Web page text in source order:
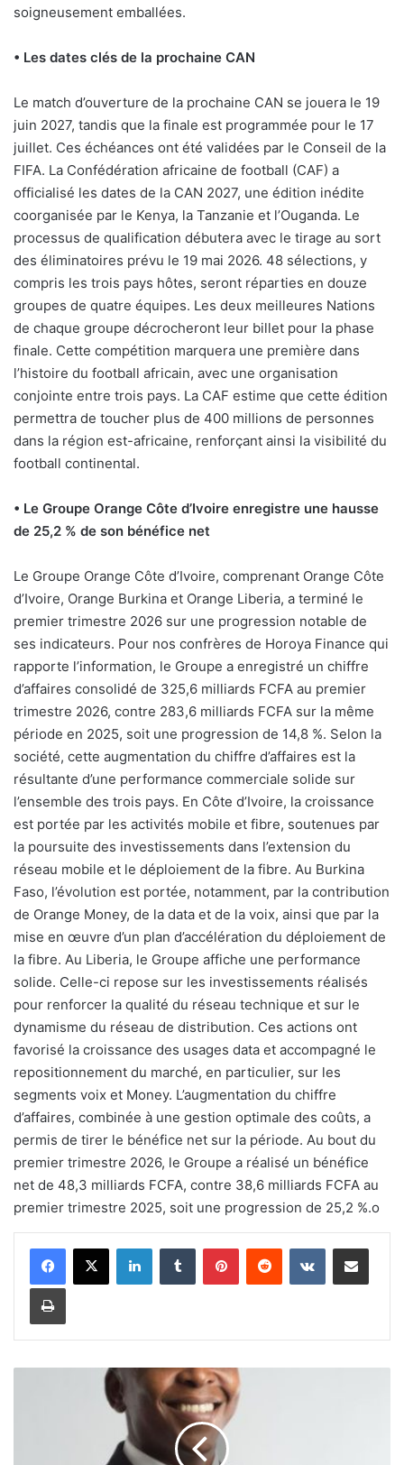
soigneusement emballées.
• Les dates clés de la prochaine CAN
Le match d’ouverture de la prochaine CAN se jouera le 19
juin 2027, tandis que la finale est programmée pour le 17
juillet. Ces échéances ont été validées par le Conseil de la
FIFA. La Confédération africaine de football (CAF) a
officialisé les dates de la CAN 2027, une édition inédite
coorganisée par le Kenya, la Tanzanie et l’Ouganda. Le
processus de qualification débutera avec le tirage au sort
des éliminatoires prévu le 19 mai 2026. 48 sélections, y
compris les trois pays hôtes, seront réparties en douze
groupes de quatre équipes. Les deux meilleures Nations
de chaque groupe décrocheront leur billet pour la phase
finale. Cette compétition marquera une première dans
l’histoire du football africain, avec une organisation
conjointe entre trois pays. La CAF estime que cette édition
permettra de toucher plus de 400 millions de personnes
dans la région est-africaine, renforçant ainsi la visibilité du
football continental.
• Le Groupe Orange Côte d’Ivoire enregistre une hausse
de 25,2 % de son bénéfice net
Le Groupe Orange Côte d’Ivoire, comprenant Orange Côte
d’Ivoire, Orange Burkina et Orange Liberia, a terminé le
premier trimestre 2026 sur une progression notable de
ses indicateurs. Pour nos confrères de Horoya Finance qui
rapporte l’information, le Groupe a enregistré un chiffre
d’affaires consolidé de 325,6 milliards FCFA au premier
trimestre 2026, contre 283,6 milliards FCFA sur la même
période en 2025, soit une progression de 14,8 %. Selon la
société, cette augmentation du chiffre d’affaires est la
résultante d’une performance commerciale solide sur
l’ensemble des trois pays. En Côte d’Ivoire, la croissance
est portée par les activités mobile et fibre, soutenues par
la poursuite des investissements dans l’extension du
réseau mobile et le déploiement de la fibre. Au Burkina
Faso, l’évolution est portée, notamment, par la contribution
de Orange Money, de la data et de la voix, ainsi que par la
mise en œuvre d’un plan d’accélération du déploiement de
la fibre. Au Liberia, le Groupe affiche une performance
solide. Celle-ci repose sur les investissements réalisés
pour renforcer la qualité du réseau technique et sur le
dynamisme du réseau de distribution. Ces actions ont
favorisé la croissance des usages data et accompagné le
repositionnement du marché, en particulier, sur les
segments voix et Money. L’augmentation du chiffre
d’affaires, combinée à une gestion optimale des coûts, a
permis de tirer le bénéfice net sur la période. Au bout du
premier trimestre 2026, le Groupe a réalisé un bénéfice
net de 48,3 milliards FCFA, contre 38,6 milliards FCFA au
premier trimestre 2025, soit une progression de 25,2 %.o